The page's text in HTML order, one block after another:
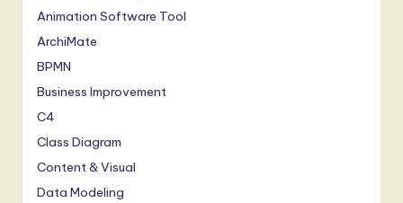
Animation Software Tool
ArchiMate
BPMN
Business Improvement
C4
Class Diagram
Content & Visual
Data Modeling